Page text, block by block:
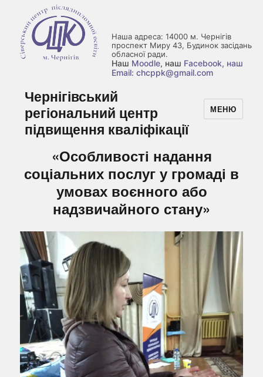
Наша адреса: 14000 м. Чернігів
проспект Миру 43, Будинок засідань
обласної ради.
Наш Moodle, наш Facebook, наш
Email: chcppk@gmail.com
Чернігівський
регіональний центр
підвищення кваліфікації
МЕНЮ
«Особливості надання
соціальних послуг у громаді в
умовах воєнного або
надзвичайного стану»